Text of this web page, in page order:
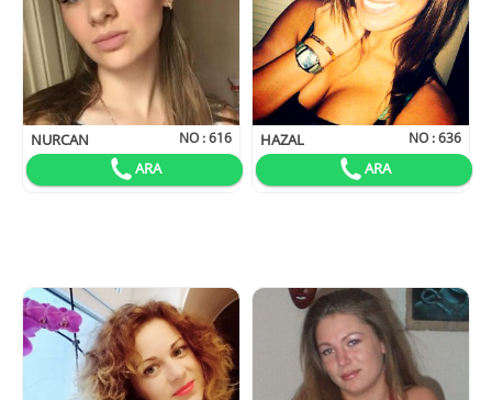
NURCAN NO :616
ARA
HAZAL NO :636
ARA